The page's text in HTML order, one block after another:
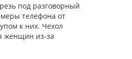
Samsung
A6 2018 летняя
чехол
под разговорный
телефона от
к них. Чехол
женщин из-за